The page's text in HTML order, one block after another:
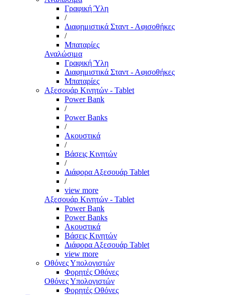
Γραφική Ύλη
/
Διαφημιστικά Σταντ - Αφισοθήκες
/
Μπαταρίες
Αναλώσιμα
Γραφική Ύλη
Διαφημιστικά Σταντ - Αφισοθήκες
Μπαταρίες
Αξεσουάρ Κινητών - Tablet
Power Bank
/
Power Banks
/
Ακουστικά
/
Βάσεις Κινητών
/
Διάφορα Αξεσουάρ Tablet
/
view more
Αξεσουάρ Κινητών - Tablet
Power Bank
Power Banks
Ακουστικά
Βάσεις Κινητών
Διάφορα Αξεσουάρ Tablet
view more
Οθόνες Υπολογιστών
Φορητές Οθόνες
Οθόνες Υπολογιστών
Φορητές Οθόνες